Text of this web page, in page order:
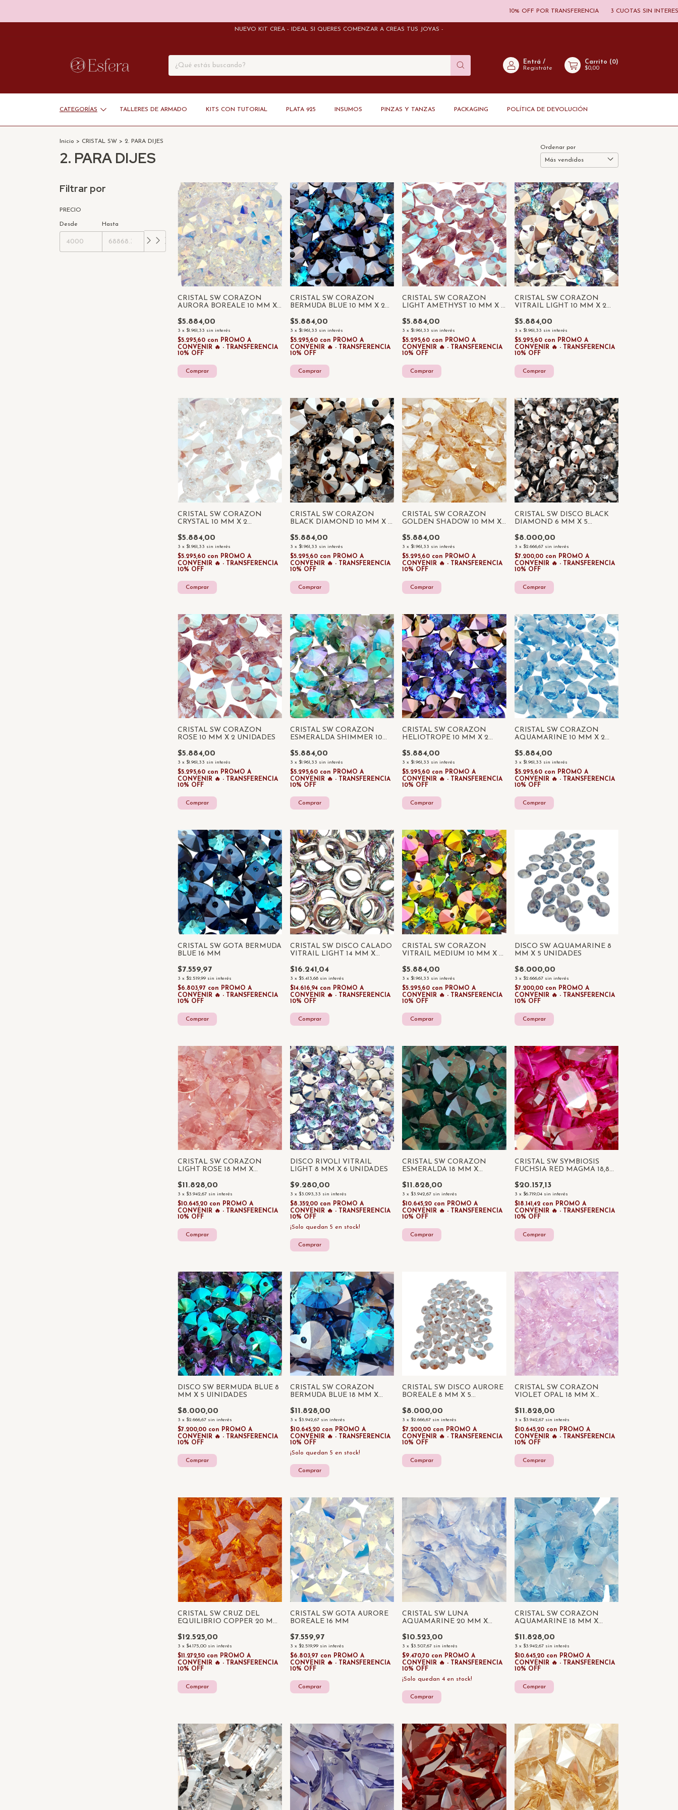
10% OFF POR TRANSFERENCIA 3 CUOTAS SIN INTERES 20% OFF EN
NUEVO KIT CREÁ - IDEAL SI QUERÉS COMENZAR A CREAS TUS JOYAS -
Entrá /
Registráte
Carrito (0)
$0,00
CATEGORÍAS TALLERES DE ARMADO KITS CON TUTORIAL PLATA 925 INSUMOS PINZAS Y TANZAS PACKAGING POLÍTICA DE DEVOLUCIÓN
Inicio > CRISTAL SW > 2. PARA DIJES
2. PARA DIJES
Ordenar por
Filtrar por
PRECIO
Desde Hasta
CRISTAL SW CORAZON
AURORA BOREALE 10 MM X
$5.884,00
3 x $1.961,33 sin interés
$5.295,60 con PROMO A
CONVENIR 🔥 - TRANSFERENCIA
10% OFF
CRISTAL SW CORAZON
BERMUDA BLUE 10 MM X 2
$5.884,00
3 x $1.961,33 sin interés
$5.295,60 con PROMO A
CONVENIR 🔥 - TRANSFERENCIA
10% OFF
CRISTAL SW CORAZON
LIGHT AMETHYST 10 MM X 2
$5.884,00
3 x $1.961,33 sin interés
$5.295,60 con PROMO A
CONVENIR 🔥 - TRANSFERENCIA
10% OFF
CRISTAL SW CORAZON
VITRAIL LIGHT 10 MM X 2
$5.884,00
3 x $1.961,33 sin interés
$5.295,60 con PROMO A
CONVENIR 🔥 - TRANSFERENCIA
10% OFF
CRISTAL SW CORAZON
CRYSTAL 10 MM X 2
$5.884,00
3 x $1.961,33 sin interés
$5.295,60 con PROMO A
CONVENIR 🔥 - TRANSFERENCIA
10% OFF
CRISTAL SW CORAZON
BLACK DIAMOND 10 MM X 2
$5.884,00
3 x $1.961,33 sin interés
$5.295,60 con PROMO A
CONVENIR 🔥 - TRANSFERENCIA
10% OFF
CRISTAL SW CORAZON
GOLDEN SHADOW 10 MM X
$5.884,00
3 x $1.961,33 sin interés
$5.295,60 con PROMO A
CONVENIR 🔥 - TRANSFERENCIA
10% OFF
CRISTAL SW DISCO BLACK
DIAMOND 6 MM X 5
$8.000,00
3 x $2.666,67 sin interés
$7.200,00 con PROMO A
CONVENIR 🔥 - TRANSFERENCIA
10% OFF
CRISTAL SW CORAZON
ROSE 10 MM X 2 UNIDADES
$5.884,00
3 x $1.961,33 sin interés
$5.295,60 con PROMO A
CONVENIR 🔥 - TRANSFERENCIA
10% OFF
CRISTAL SW CORAZON
ESMERALDA SHIMMER 10
$5.884,00
3 x $1.961,33 sin interés
$5.295,60 con PROMO A
CONVENIR 🔥 - TRANSFERENCIA
10% OFF
CRISTAL SW CORAZON
HELIOTROPE 10 MM X 2
$5.884,00
3 x $1.961,33 sin interés
$5.295,60 con PROMO A
CONVENIR 🔥 - TRANSFERENCIA
10% OFF
CRISTAL SW CORAZON
AQUAMARINE 10 MM X 2
$5.884,00
3 x $1.961,33 sin interés
$5.295,60 con PROMO A
CONVENIR 🔥 - TRANSFERENCIA
10% OFF
CRISTAL SW GOTA BERMUDA
BLUE 16 MM
$7.559,97
3 x $2.519,99 sin interés
$6.803,97 con PROMO A
CONVENIR 🔥 - TRANSFERENCIA
10% OFF
CRISTAL SW DISCO CALADO
VITRAIL LIGHT 14 MM X
$16.241,04
3 x $5.413,68 sin interés
$14.616,94 con PROMO A
CONVENIR 🔥 - TRANSFERENCIA
10% OFF
CRISTAL SW CORAZON
VITRAIL MEDIUM 10 MM X 2
$5.884,00
3 x $1.961,33 sin interés
$5.295,60 con PROMO A
CONVENIR 🔥 - TRANSFERENCIA
10% OFF
DISCO SW AQUAMARINE 8
MM X 5 UNIDADES
$8.000,00
3 x $2.666,67 sin interés
$7.200,00 con PROMO A
CONVENIR 🔥 - TRANSFERENCIA
10% OFF
CRISTAL SW CORAZON
LIGHT ROSE 18 MM X
$11.828,00
3 x $3.942,67 sin interés
$10.645,20 con PROMO A
CONVENIR 🔥 - TRANSFERENCIA
10% OFF
DISCO RIVOLI VITRAIL
LIGHT 8 MM X 6 UNIDADES
$9.280,00
3 x $3.093,33 sin interés
$8.352,00 con PROMO A
CONVENIR 🔥 - TRANSFERENCIA
10% OFF
¡Solo quedan 5 en stock!
CRISTAL SW CORAZON
ESMERALDA 18 MM X
$11.828,00
3 x $3.942,67 sin interés
$10.645,20 con PROMO A
CONVENIR 🔥 - TRANSFERENCIA
10% OFF
CRISTAL SW SYMBIOSIS
FUCHSIA RED MAGMA 18,8
$20.157,13
3 x $6.719,04 sin interés
$18.141,42 con PROMO A
CONVENIR 🔥 - TRANSFERENCIA
10% OFF
DISCO SW BERMUDA BLUE 8
MM X 5 UINIDADES
$8.000,00
3 x $2.666,67 sin interés
$7.200,00 con PROMO A
CONVENIR 🔥 - TRANSFERENCIA
10% OFF
CRISTAL SW CORAZON
BERMUDA BLUE 18 MM X
$11.828,00
3 x $3.942,67 sin interés
$10.645,20 con PROMO A
CONVENIR 🔥 - TRANSFERENCIA
10% OFF
¡Solo quedan 5 en stock!
CRISTAL SW DISCO AURORE
BOREALE 8 MM X 5
$8.000,00
3 x $2.666,67 sin interés
$7.200,00 con PROMO A
CONVENIR 🔥 - TRANSFERENCIA
10% OFF
CRISTAL SW CORAZON
VIOLET OPAL 18 MM X
$11.828,00
3 x $3.942,67 sin interés
$10.645,20 con PROMO A
CONVENIR 🔥 - TRANSFERENCIA
10% OFF
CRISTAL SW CRUZ DEL
EQUILIBRIO COPPER 20 MM
$12.525,00
3 x $4.175,00 sin interés
$11.272,50 con PROMO A
CONVENIR 🔥 - TRANSFERENCIA
10% OFF
CRISTAL SW GOTA AURORE
BOREALE 16 MM
$7.559,97
3 x $2.519,99 sin interés
$6.803,97 con PROMO A
CONVENIR 🔥 - TRANSFERENCIA
10% OFF
CRISTAL SW LUNA
AQUAMARINE 20 MM X
$10.523,00
3 x $3.507,67 sin interés
$9.470,70 con PROMO A
CONVENIR 🔥 - TRANSFERENCIA
10% OFF
¡Solo quedan4 en stock!
CRISTAL SW CORAZON
AQUAMARINE 18 MM X
$11.828,00
3 x $3.942,67 sin interés
$10.645,20 con PROMO A
CONVENIR 🔥 - TRANSFERENCIA
10% OFF